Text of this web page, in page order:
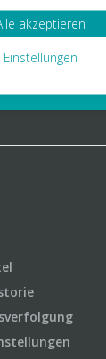
akzeptieren
Einstellungen